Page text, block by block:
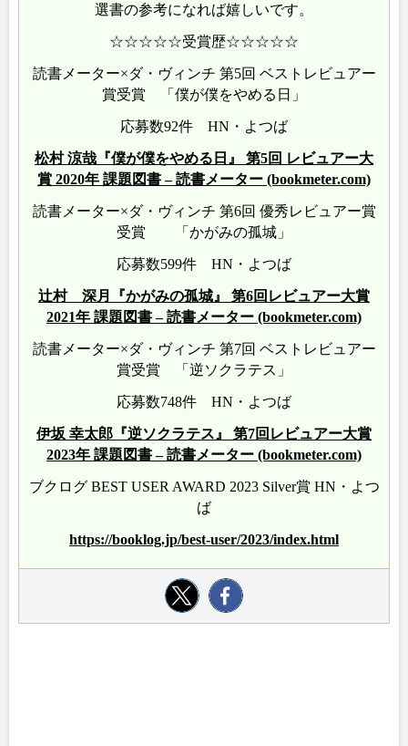
選書の参考になれば嬉しいです。
☆☆☆☆☆受賞歴☆☆☆☆☆
読書メーター×ダ・ヴィンチ 第5回 ベストレビュアー
賞受賞 「僕が僕をやめる日」
応募数92件 HN・よつば
松村 涼哉『僕が僕をやめる日』 第5回 レビュアー大
賞 2020年 課題図書 – 読書メーター (bookmeter.com)
読書メーター×ダ・ヴィンチ 第6回 優秀レビュアー賞
受賞 「かがみの孤城」
応募数599件 HN・よつば
辻村 深月『かがみの孤城』 第6回レビュアー大賞
2021年 課題図書 – 読書メーター (bookmeter.com)
読書メーター×ダ・ヴィンチ 第7回 ベストレビュアー
賞受賞 「逆ソクラテス」
応募数748件 HN・よつば
伊坂 幸太郎『逆ソクラテス』 第7回レビュアー大賞
2023年 課題図書 – 読書メーター (bookmeter.com)
ブクログ BEST USER AWARD 2023 Silver賞 HN・よつ
ば
https://booklog.jp/best-user/2023/index.html